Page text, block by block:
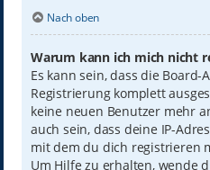
Nach oben
Warum kann ich mich nicht
Es kann sein, dass die
Registrierung komplett
keine neuen Benutzer mehr
auch sein, dass deine IP-
mit dem du dich registrieren
Um Hilfe zu erhalten, wende